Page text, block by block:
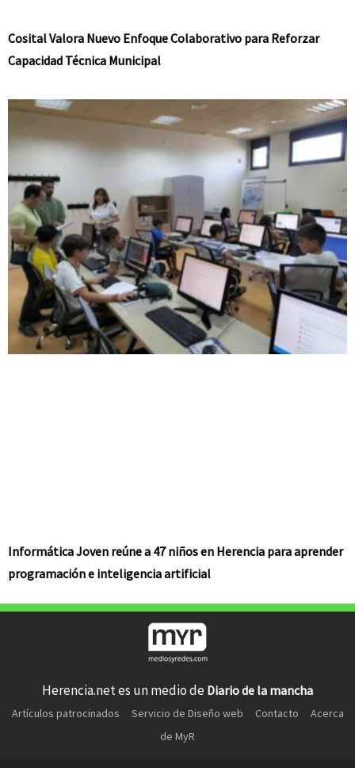
Cosital Valora Nuevo Enfoque Colaborativo para Reforzar
Capacidad Técnica Municipal
Informática Joven reúne a 47 niños en Herencia para aprender
programación e inteligencia artificial
Herencia.net es un medio de Diario de la mancha
Artículos patrocinados Servicio de Diseño web Contacto
Acerca
de MyR